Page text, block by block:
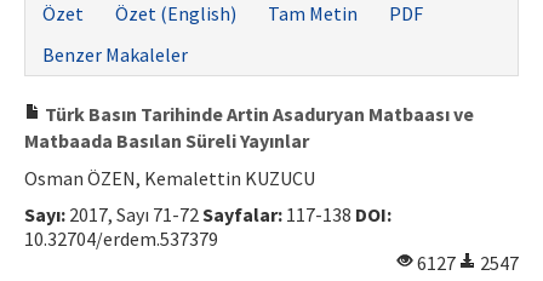
Özet
Özet (English) Tam Metin
PDF
Benzer Makaleler
Türk Basın Tarihinde Artin Asaduryan Matbaası ve
Matbaada Basılan Süreli Yayınlar
Osman ÖZEN, Kemalettin KUZUCU
Sayı: 2017, Sayı 71-72Sayfalar: 117-138 DOI:
10.32704/erdem.537379
6127
2547